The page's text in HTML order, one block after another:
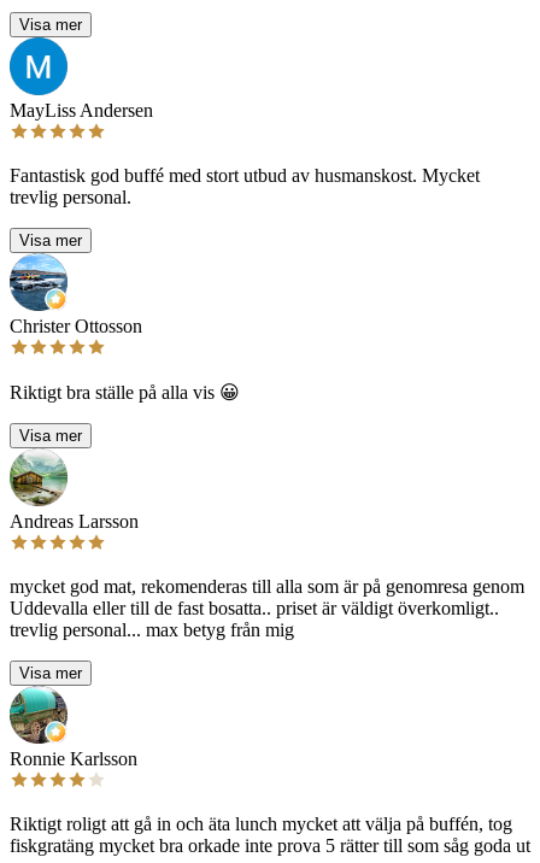
Visa mer
MayLiss Andersen
Fantastisk god buffé med stort utbud av husmanskost. Mycket
trevlig personal.
Visa mer
Christer Ottosson
Riktigt bra ställe på alla vis 😀
Visa mer
Andreas Larsson
mycket god mat, rekomenderas till alla som är på genomresa genom
Uddevalla eller till de fast bosatta.. priset är väldigt överkomligt..
trevlig personal... max betyg från mig
Visa mer
Ronnie Karlsson
Riktigt roligt att gå in och äta lunch mycket att välja på buffén, tog
fiskgratäng mycket bra orkade inte prova 5 rätter till som såg goda ut